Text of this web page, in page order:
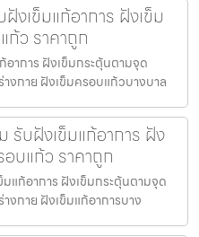
งเข็มแก้อาการ ฝังเข็ม
ก้ว ราคาถูก
าการ ฝังเข็มกระตุ้นตามจุด
างกาย ฝังเข็มครอบแก้วบางบาล
รับฝังเข็มแก้อาการ ฝัง
บแก้ว ราคาถูก
แก้อาการ ฝังเข็มกระตุ้นตามจุด
งกาย ฝังเข็มแก้อาการบาง